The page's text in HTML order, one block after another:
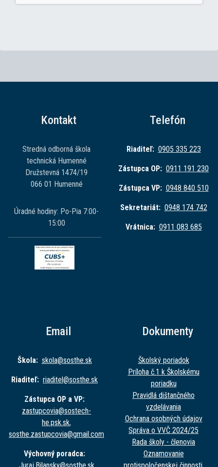
Kontakt
Stredná odborná škola
technická Humenné
Družstevná 1474/19
066 01 Humenné
Úradné hodiny: Po-Pia 7:00-
15:00
Telefón
Riaditeľ: 0905 335 223
Zástupca OP: 0911 191 230
Zástupca VP: 0948 840 510
Sekretariát: 0948 174 742
Vrátnica: 0911 083 685
Email
Škola: skola@sosthe.sk
Riaditeľ: riaditel@sosthe.sk
Zástupca OP a VP:
zastupcovia@sostech-
he.psk.sk,
sosthe.zastupcovia@gmail.com
Výchovný poradca:
Juraj.Bilansky@sosthe.sk
Dokumenty
Školský poriadok
Príloha č.1 k Školskému
poriadku
Pravidlá dištančného
vzdelávania
Ochrana osobných údajov
Správa o VVČ 2024/25
Rada školy - členovia
Oznamovanie
protispoločenskej činnosti.